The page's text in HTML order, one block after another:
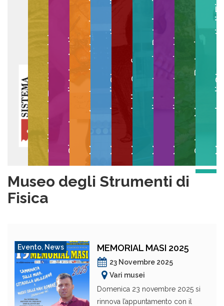
Collezioni EgittologicheGipsoteca di Arte AnticaMuseo Anatomico VeterinarioMuseo degli Strumenti per il CalcoloMuseo della GraficaMuseo di Anatomia PatologicaMuseo di Anatomia UmanaOrto e Museo BotanicoMuseo degli
Museo degli Strumenti di
Fisica
Evento, News MEMORIAL MASI 2025
23 Novembre 2025
Vari musei
Domenica 23 novembre 2025 si
rinnova l’appuntamento con il